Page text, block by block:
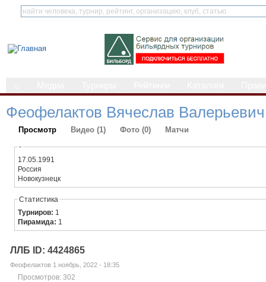
Феофелактов Вячеслав Валерьевич
Просмотр Видео (1) Фото (0) Матчи
-
17.05.1991
Россия
Новокузнецк
Статистика
Турниров: 1
Пирамида: 1
ЛЛБ ID: 4424865
Феофелактов 1 ноябрь, 2022 - 18:35
Просмотров: 302